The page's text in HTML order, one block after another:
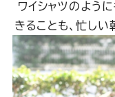
ワイシャツのよう
きることも、忙しい